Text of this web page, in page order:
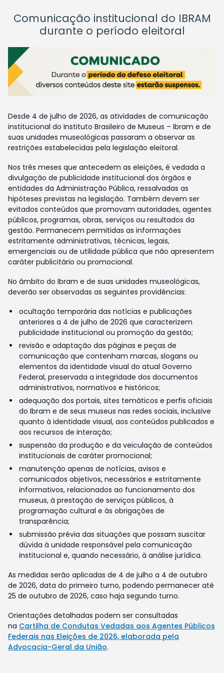
Comunicação institucional do IBRAM
durante o período eleitoral
Desde 4 de julho de 2026, as atividades de comunicação
institucional do Instituto Brasileiro de Museus – Ibram e de
suas unidades museológicas passaram a observar as
restrições estabelecidas pela legislação eleitoral.
Nos três meses que antecedem as eleições, é vedada a
divulgação de publicidade institucional dos órgãos e
entidades da Administração Pública, ressalvadas as
hipóteses previstas na legislação. Também devem ser
evitados conteúdos que promovam autoridades, agentes
públicos, programas, obras, serviços ou resultados da
gestão. Permanecem permitidas as informações
estritamente administrativas, técnicas, legais,
emergenciais ou de utilidade pública que não apresentem
caráter publicitário ou promocional.
No âmbito do Ibram e de suas unidades museológicas,
deverão ser observadas as seguintes providências:
ocultação temporária das notícias e publicações
anteriores a 4 de julho de 2026 que caracterizem
publicidade institucional ou promoção da gestão;
revisão e adaptação das páginas e peças de
comunicação que contenham marcas, slogans ou
elementos da identidade visual do atual Governo
Federal, preservada a integridade dos documentos
administrativos, normativos e históricos;
adequação dos portais, sites temáticos e perfis oficiais
do Ibram e de seus museus nas redes sociais, inclusive
quanto à identidade visual, aos conteúdos publicados e
aos recursos de interação;
suspensão da produção e da veiculação de conteúdos
institucionais de caráter promocional;
manutenção apenas de notícias, avisos e
comunicados objetivos, necessários e estritamente
informativos, relacionados ao funcionamento dos
museus, à prestação de serviços públicos, à
programação cultural e às obrigações de
transparência;
submissão prévia das situações que possam suscitar
dúvida à unidade responsável pela comunicação
institucional e, quando necessário, à análise jurídica.
As medidas serão aplicadas de 4 de julho a 4 de outubro
de 2026, data do primeiro turno, podendo permanecer até
25 de outubro de 2026, caso haja segundo turno.
Orientações detalhadas podem ser consultadas
na Cartilha de Condutas Vedadas aos Agentes Públicos
Federais nas Eleições de 2026, elaborada pela
Advocacia-Geral da União.